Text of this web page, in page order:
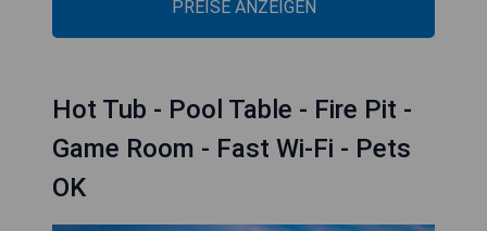
PREISE ANZEIGEN
Hot Tub - Pool Table - Fire Pit -
Game Room - Fast Wi-Fi - Pets
OK